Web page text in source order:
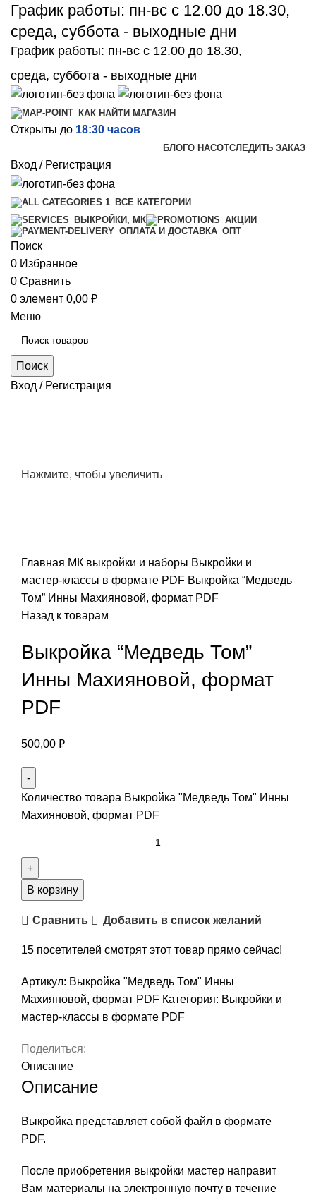
График работы: пн-вс с 12.00 до 18.30,
среда, суббота - выходные дни
График работы: пн-вс с 12.00 до 18.30,
среда, суббота - выходные дни
КАК НАЙТИ МАГАЗИН
Открыты до 18:30 часов
БЛОГО НАСОТСЛЕДИТЬ ЗАКАЗ
Вход / Регистрация
ВСЕ КАТЕГОРИИ
ВЫКРОЙКИ, МК
АКЦИИ
ОПЛАТА И ДОСТАВКА ОПТ
Поиск
0 Избранное
0 Сравнить
0 элемент 0,00 ₽
Меню
Поиск
Вход / Регистрация
Нажмите, чтобы увеличить
Главная МК выкройки и наборы Выкройки и
мастер-классы в формате PDF Выкройка “Медведь
Том” Инны Махияновой, формат PDF
Назад к товарам
Выкройка “Медведь Том”
Инны Махияновой, формат
PDF
500,00 ₽
Количество товара Выкройка "Медведь Том" Инны
Махияновой, формат PDF
В корзину
Сравнить Добавить в список желаний
15 посетителей смотрят этот товар прямо сейчас!
Артикул: Выкройка "Медведь Том" Инны
Махияновой, формат PDF Категория: Выкройки и
мастер-классы в формате PDF
Поделиться:
Описание
Описание
Выкройка представляет собой файл в формате
PDF.
После приобретения выкройки мастер направит
Вам материалы на электронную почту в течение